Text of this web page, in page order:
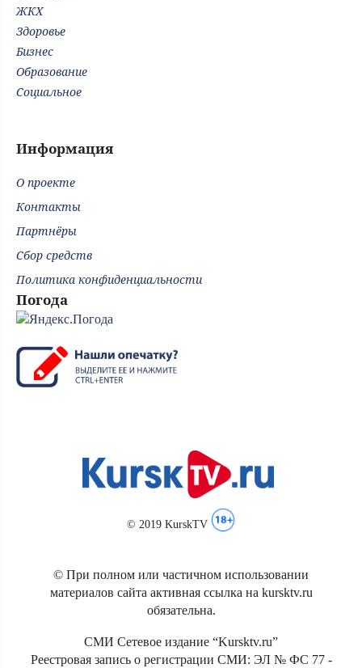
ЖКХ
Здоровье
Бизнес
Образование
Социальное
Информация
О проекте
Контакты
Партнёры
Сбор средств
Политика конфиденциальности
Погода
© 2019 KurskTV
© При полном или частичном использовании
материалов сайта активная ссылка на kursktv.ru
обязательна.
СМИ Сетевое издание “Kursktv.ru”
Реестровая запись о регистрации СМИ: ЭЛ № ФС 77 -